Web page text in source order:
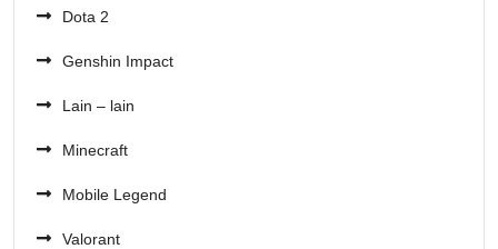
Dota 2
Genshin Impact
Lain – lain
Minecraft
Mobile Legend
Valorant